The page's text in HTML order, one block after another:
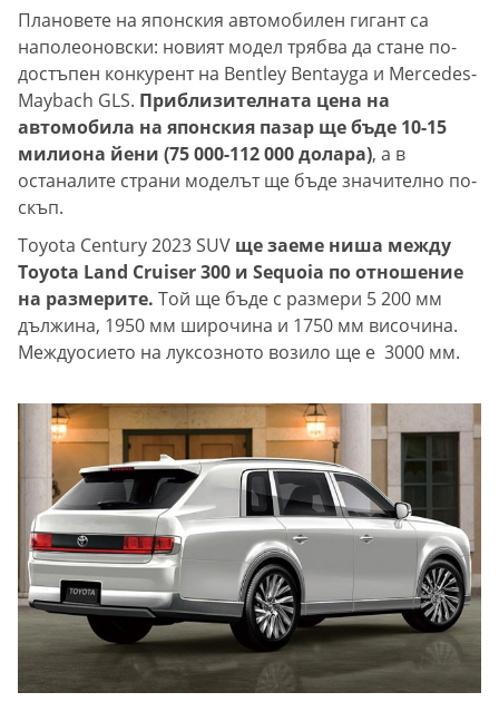
Плановете на японския автомобилен гигант са
наполеоновски: новият модел трябва да стане по-
достъпен конкурент на Bentley Bentayga и Mercedes-
Maybach GLS. Приблизителната цена на
автомобила на японския пазар ще бъде 10-15
милиона йени (75 000-112 000 долара), а в
останалите страни моделът ще бъде значително по-
скъп.
Toyota Century 2023 SUV ще заеме ниша между
Toyota Land Cruiser 300 и Sequoia по отношение
на размерите. Той ще бъде с размери 5 200 мм
дължина, 1950 мм широчина и 1750 мм височина.
Междуосието на луксозното возило ще е 3000 мм.